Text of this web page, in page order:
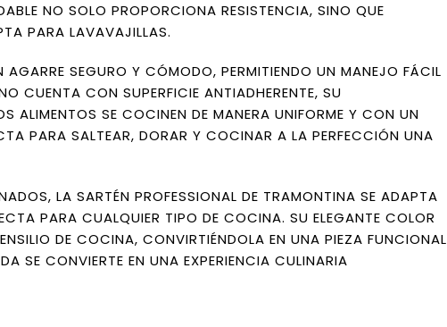
NO SOLO PROPORCIONA RESISTENCIA, SINO QUE
PARA LAVAVAJILLAS.
AGARRE SEGURO Y CÓMODO, PERMITIENDO UN MANEJO FÁCIL
CUENTA CON SUPERFICIE ANTIADHERENTE, SU
ALIMENTOS SE COCINEN DE MANERA UNIFORME Y CON UN
PARA SALTEAR, DORAR Y COCINAR A LA PERFECCIÓN UNA
LA SARTÉN PROFESSIONAL DE TRAMONTINA SE ADAPTA
PARA CUALQUIER TIPO DE COCINA. SU ELEGANTE COLOR
DE COCINA, CONVIRTIÉNDOLA EN UNA PIEZA FUNCIONAL
SE CONVIERTE EN UNA EXPERIENCIA CULINARIA